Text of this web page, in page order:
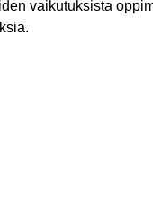
vaikutuksista